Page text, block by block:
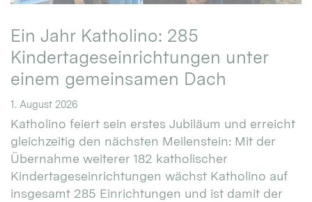
Ein Jahr Katholino: 285
Kindertageseinrichtungen unter
einem gemeinsamen Dach
1. August 2026
Katholino feiert sein erstes Jubiläum und erreicht
gleichzeitig den nächsten Meilenstein: Mit der
Übernahme weiterer 182 katholischer
Kindertageseinrichtungen wächst Katholino auf
insgesamt 285 Einrichtungen und ist damit der